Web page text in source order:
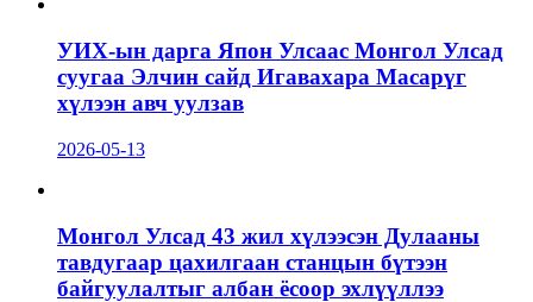
УИХ-ын дарга Япон Улсаас Монгол Улсад
суугаа Элчин сайд Игавахара Масарүг
хүлээн авч уулзав
2026-05-13
Монгол Улсад 43 жил хүлээсэн Дулааны
тавдугаар цахилгаан станцын бүтээн
байгуулалтыг албан ёсоор эхлүүллээ